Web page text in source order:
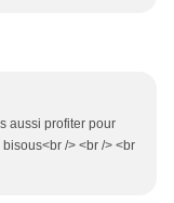
aussi profiter pour
/> <br /> <br